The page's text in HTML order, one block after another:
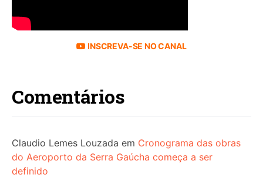
INSCREVA-SE NO CANAL
Comentários
Claudio Lemes Louzada em Cronograma das obras
do Aeroporto da Serra Gaúcha começa a ser
definido